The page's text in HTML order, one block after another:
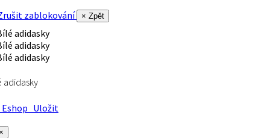
zablokování
× Zpět
adidasky
Uložit